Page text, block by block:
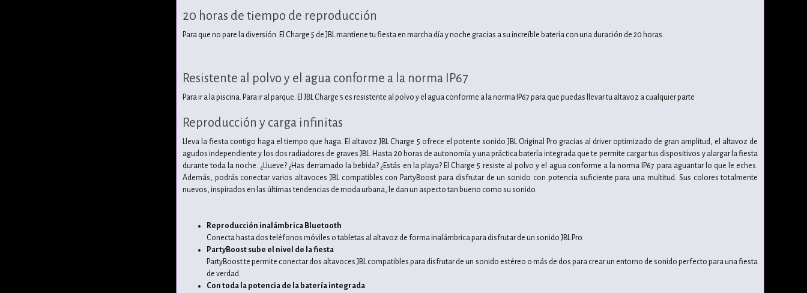
20 horas de tiempo de reproducción
Para que no pare la diversión. El Charge 5 de JBL mantiene tu fiesta en marcha día y noche gracias a su increíble batería con una duración de 20 horas.
Resistente al polvo y el agua conforme a la norma IP67
Para ir a la piscina. Para ir al parque. El JBL Charge 5 es resistente al polvo y el agua conforme a la norma IP67 para que puedas llevar tu altavoz a cualquier parte
Reproducción y carga infinitas
Lleva la fiesta contigo haga el tiempo que haga. El altavoz JBL Charge 5 ofrece el potente sonido JBL Original Pro gracias al driver optimizado de gran amplitud, el altavoz de
agudos independiente y los dos radiadores de graves JBL. Hasta 20 horas de autonomía y una práctica batería integrada que te permite cargar tus dispositivos y alargar la fiesta
durante toda la noche. ¿Llueve? ¿Has derramado la bebida? ¿Estás en la playa? El Charge 5 resiste al polvo y el agua conforme a la norma IP67 para aguantar lo que le eches.
Además, podrás conectar varios altavoces JBL compatibles con PartyBoost para disfrutar de un sonido con potencia suficiente para una multitud. Sus colores totalmente
nuevos, inspirados en las últimas tendencias de moda urbana, le dan un aspecto tan bueno como su sonido.
Reproducción inalámbrica Bluetooth
Conecta hasta dos teléfonos móviles o tabletas al altavoz de forma inalámbrica para disfrutar de un sonido JBL Pro.
PartyBoost sube el nivel de la fiesta
PartyBoost te permite conectar dos altavoces JBL compatibles para disfrutar de un sonido estéreo o más de dos para crear un entorno de sonido perfecto para una fiesta
de verdad.
Con toda la potencia de la batería integrada